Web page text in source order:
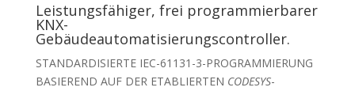
Leistungsfähiger, frei programmierbarer
KNX-
Gebäudeautomatisierungscontroller.
STANDARDISIERTE IEC-61131-3-PROGRAMMIERUNG
BASIEREND AUF DER ETABLIERTEN CODESYS-